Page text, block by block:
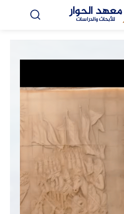
معهد الحوار
للأبحاث والدراسات